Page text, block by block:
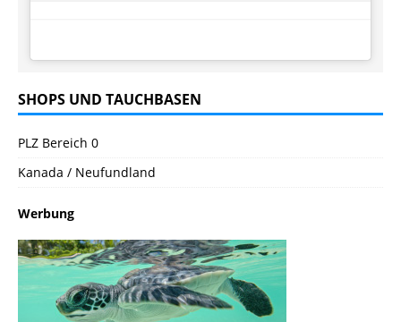
SHOPS UND TAUCHBASEN
PLZ Bereich 0
Kanada / Neufundland
Werbung